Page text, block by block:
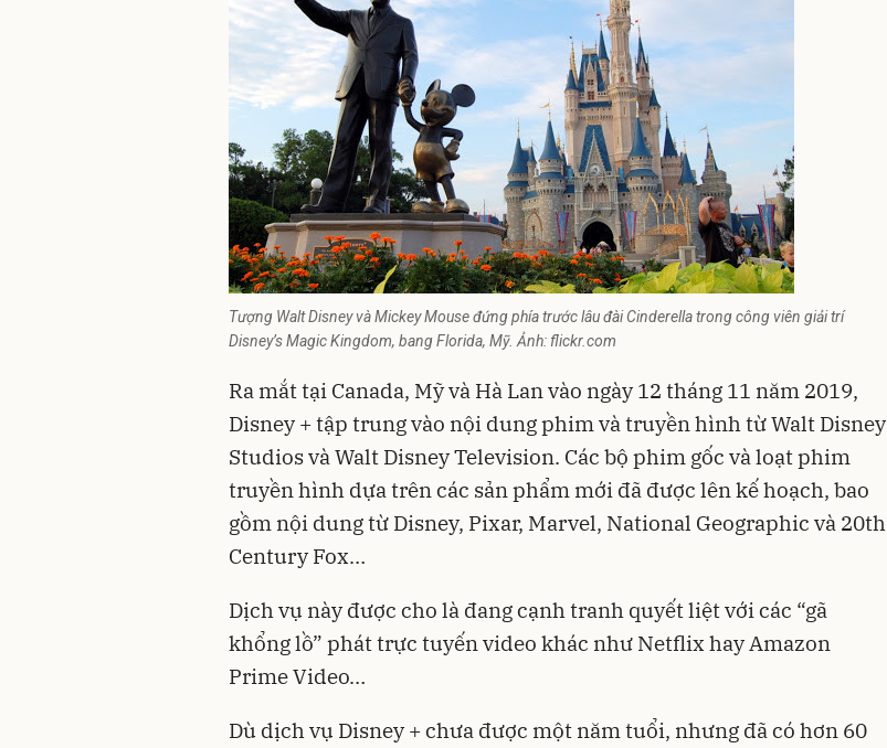
Tượng Walt Disney và Mickey Mouse đứng phía trước lâu đài Cinderella trong công viên giải trí
Disney’s Magic Kingdom, bang Florida, Mỹ. Ảnh: flickr.com
Ra mắt tại Canada, Mỹ và Hà Lan vào ngày 12 tháng 11 năm 2019,
Disney + tập trung vào nội dung phim và truyền hình từ Walt Disney
Studios và Walt Disney Television. Các bộ phim gốc và loạt phim
truyền hình dựa trên các sản phẩm mới đã được lên kế hoạch, bao
gồm nội dung từ Disney, Pixar, Marvel, National Geographic và 20th
Century Fox…
Dịch vụ này được cho là đang cạnh tranh quyết liệt với các “gã
khổng lồ” phát trực tuyến video khác như Netflix hay Amazon
Prime Video…
Dù dịch vụ Disney + chưa được một năm tuổi, nhưng đã có hơn 60